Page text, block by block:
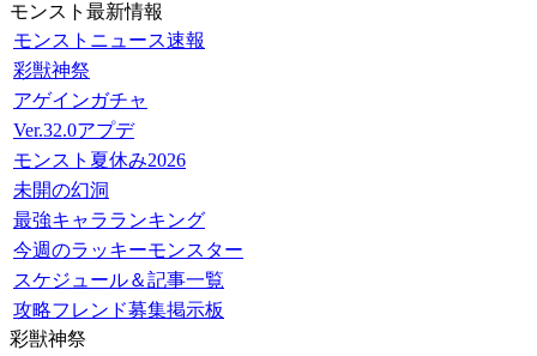
モンスト最新情報
モンストニュース速報
彩獣神祭
アゲインガチャ
Ver.32.0アプデ
モンスト夏休み2026
未開の幻洞
最強キャラランキング
今週のラッキーモンスター
スケジュール＆記事一覧
攻略フレンド募集掲示板
彩獣神祭